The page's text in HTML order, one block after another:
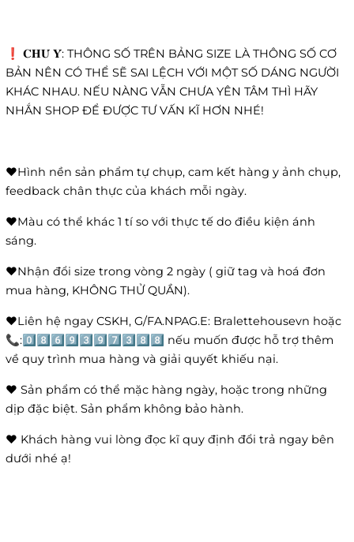
❗️ 𝐂𝐇𝐔́ 𝐘́: THÔNG SỐ TRÊN BẢNG SIZE LÀ THÔNG SỐ CƠ
BẢN NÊN CÓ THỂ SẼ SAI LỆCH VỚI MỘT SỐ DÁNG NGƯỜI
KHÁC NHAU. NẾU NÀNG VẪN CHƯA YÊN TÂM THÌ HÃY
NHẮN SHOP ĐỂ ĐƯỢC TƯ VẤN KĨ HƠN NHÉ!
❤️Hình nền sản phẩm tự chụp, cam kết hàng y ảnh chụp,
feedback chân thực của khách mỗi ngày.
❤️Màu có thể khác 1 tí so với thực tế do điều kiện ánh
sáng.
❤️Nhận đổi size trong vòng 2 ngày ( giữ tag và hoá đơn
mua hàng, KHÔNG THỬ QUẦN).
❤️Liên hệ ngay CSKH, G/FA.NPAG.E: Bralettehousevn hoặc
📞:0️⃣8️⃣6️⃣9️⃣3️⃣9️⃣7️⃣3️⃣8️⃣8️⃣ nếu muốn được hỗ trợ thêm
về quy trình mua hàng và giải quyết khiếu nại.
❤️ Sản phẩm có thể mặc hàng ngày, hoặc trong những
dịp đặc biệt. Sản phẩm không bảo hành.
❤️ Khách hàng vui lòng đọc kĩ quy định đổi trả ngay bên
dưới nhé ạ!